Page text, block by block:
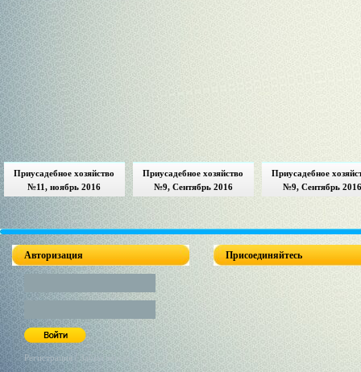
Приусадебное хозяйство
№11, ноябрь 2016
Приусадебное хозяйство
№9, Сентябрь 2016
Приусадебное
№9, Сентябрь 2016
Авторизация
Регистрация / Забыл пароль?
Присоединяйтесь